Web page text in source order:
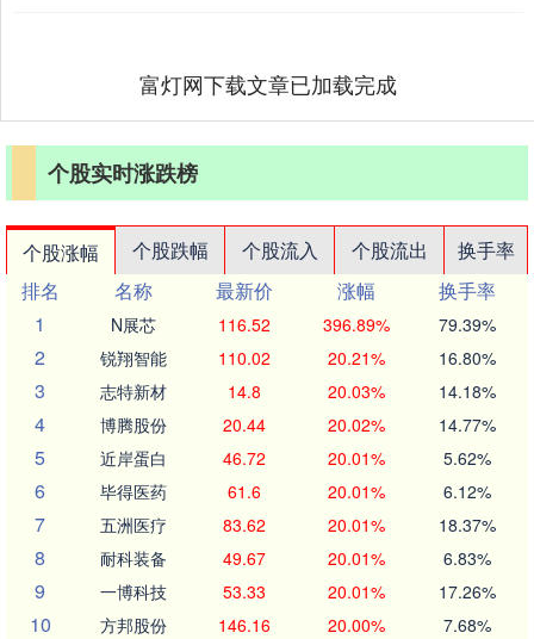
富灯网下载文章已加载完成
个股实时涨跌榜
个股涨幅 个股跌幅 个股流入 个股流出
换手率
排名
名称 最新价 涨幅
换手率
1
N展芯 116.52 396.89% 79.39%
2 锐翔智能 110.02 20.21% 16.80%
3 志特新材 14.8 20.03% 14.18%
4 博腾股份 20.44 20.02% 14.77%
5 近岸蛋白 46.72 20.01% 5.62%
6 毕得医药 61.6 20.01% 6.12%
7 五洲医疗 83.62 20.01% 18.37%
8 耐科装备 49.67 20.01% 6.83%
9 一博科技 53.33 20.01% 17.26%
10 方邦股份 146.16 20.00% 7.68%